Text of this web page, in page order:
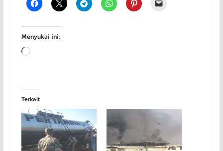
Menyukai ini:
Memuat...
Terkait